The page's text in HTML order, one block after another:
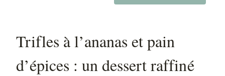
Trifles à l’ananas et pain
d’épices : un dessert raffiné